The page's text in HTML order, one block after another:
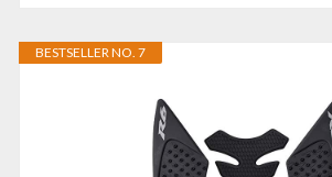
BESTSELLER NO. 7